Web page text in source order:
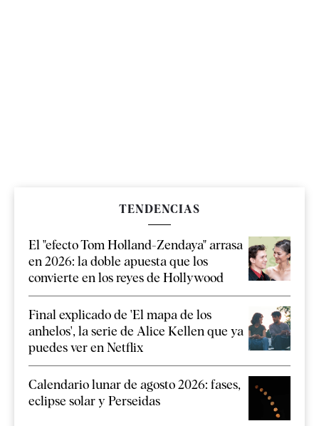
TENDENCIAS
El "efecto Tom Holland-Zendaya" arrasa
en 2026: la doble apuesta que los
convierte en los reyes de Hollywood
Final explicado de 'El mapa de los
anhelos', la serie de Alice Kellen que ya
puedes ver en Netflix
Calendario lunar de agosto 2026: fases,
eclipse solar y Perseidas